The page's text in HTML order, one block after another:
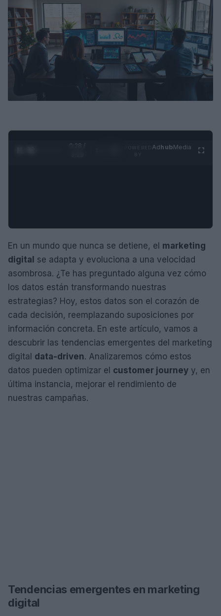
0:28 /
AdhubMedia
En un mundo que nunca se detiene, el marketing
digital se adapta y evoluciona a una velocidad
asombrosa. ¿Te has preguntado alguna vez cómo
los datos están transformando nuestras
estrategias? Hoy, estos datos son el corazón de
cada decisión, reemplazando suposiciones por
información concreta. En este artículo, vamos a
descubrir las tendencias emergentes del marketing
digital data-driven. Analizaremos cómo estos
datos pueden optimizar el customer journey y, en
última instancia, mejorar el rendimiento de
nuestras campañas.
Tendencias emergentes en marketing
digital